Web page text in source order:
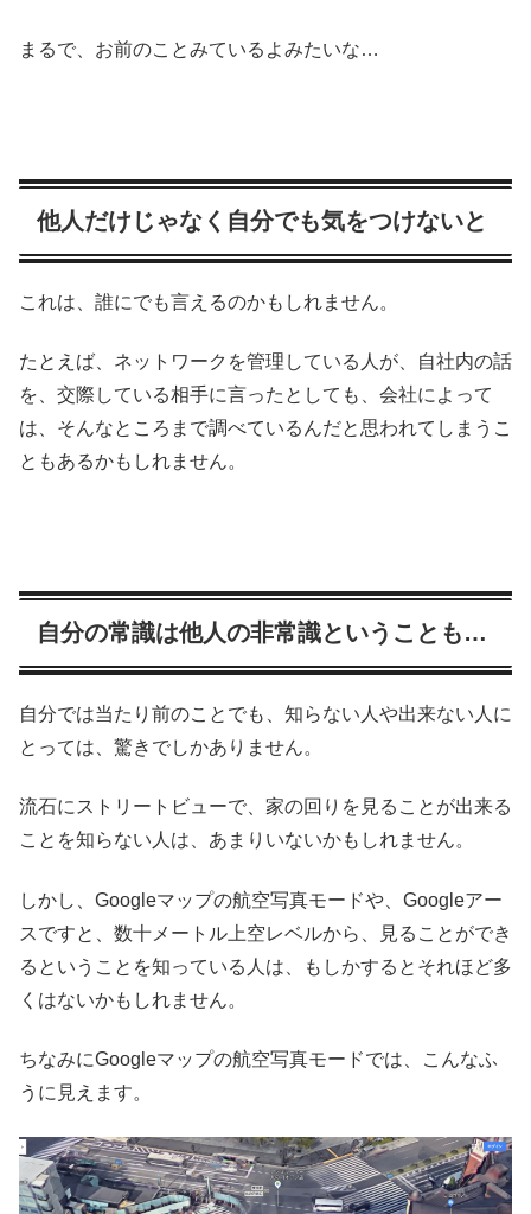
まるで、お前のことみているよみたいな…
他人だけじゃなく自分でも気をつけないと
これは、誰にでも言えるのかもしれません。
たとえば、ネットワークを管理している人が、自社内の話
を、交際している相手に言ったとしても、会社によって
は、そんなところまで調べているんだと思われてしまうこ
ともあるかもしれません。
自分の常識は他人の非常識ということも…
自分では当たり前のことでも、知らない人や出来ない人に
とっては、驚きでしかありません。
流石にストリートビューで、家の回りを見ることが出来る
ことを知らない人は、あまりいないかもしれません。
しかし、Googleマップの航空写真モードや、Googleアー
スですと、数十メートル上空レベルから、見ることができ
るということを知っている人は、もしかするとそれほど多
くはないかもしれません。
ちなみにGoogleマップの航空写真モードでは、こんなふ
うに見えます。